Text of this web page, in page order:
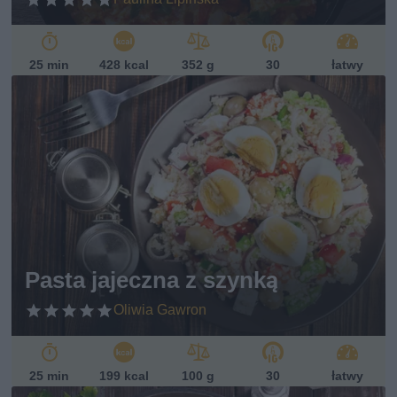
25 min 428 kcal 352 g 30 łatwy
Pasta jajeczna z szynką
Oliwia Gawron
25 min 199 kcal 100 g 30 łatwy